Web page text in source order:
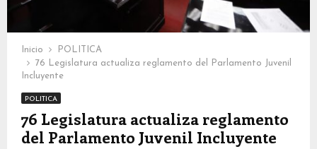
Inicio
POLITICA
76 Legislatura actualiza reglamento del Parlamento Juvenil
Incluyente
POLITICA
76 Legislatura actualiza reglamento
del Parlamento Juvenil Incluyente